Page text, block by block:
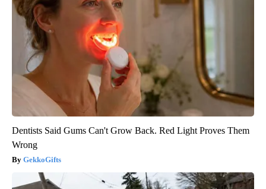
Dentists Said Gums Can't Grow Back. Red Light Proves Them
Wrong
GekkoGifts